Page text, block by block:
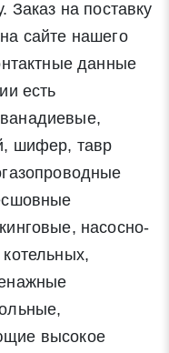
Заказ на поставку
сайте нашего
данные
есть
шифер, тавр
насосно-
высокое